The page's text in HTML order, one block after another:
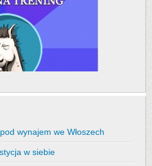
wynajem we Włoszech
w siebie